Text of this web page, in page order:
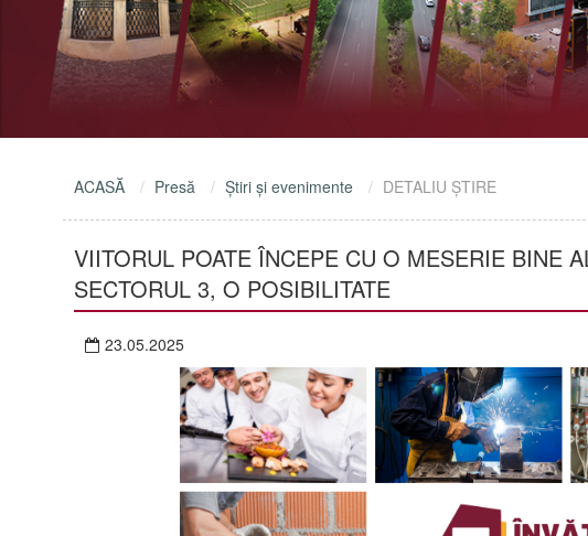
ACASĂ Presă Ştiri şi evenimente DETALIU ŞTIRE
VIITORUL POATE ÎNCEPE CU O MESERIE BINE
SECTORUL 3, O POSIBILITATE
23.05.2025